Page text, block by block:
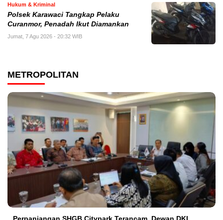
Hukum & Kriminal
Polsek Karawaci Tangkap Pelaku
Curanmor, Penadah Ikut Diamankan
Jumat, 7 Agu 2026 - 20:32 WIB
METROPOLITAN
Perpanjangan SHGB Citypark Terancam, Dewan DKI